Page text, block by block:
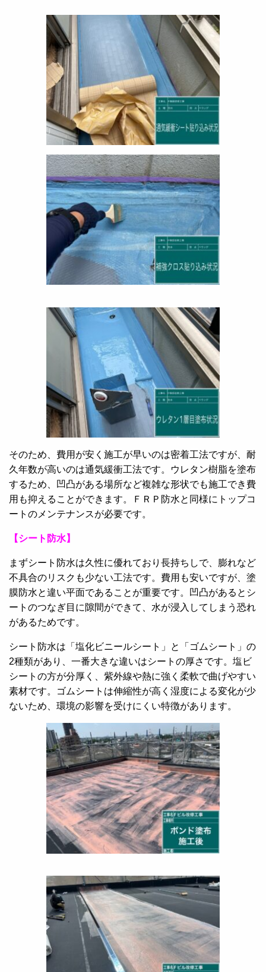
そのため、費用が安く施工が早いのは密着工法ですが、耐
久年数が高いのは通気緩衝工法です。ウレタン樹脂を塗布
するため、凹凸がある場所など複雑な形状でも施工でき費
用も抑えることができます。ＦＲＰ防水と同様にトップコ
ートのメンテナンスが必要です。
【シート防水】
まずシート防水は久性に優れており長持ちしで、膨れなど
不具合のリスクも少ない工法です。費用も安いですが、塗
膜防水と違い平面であることが重要です。凹凸があるとシ
ートのつなぎ目に隙間ができて、水が浸入してしまう恐れ
があるためです。
シート防水は「塩化ビニールシート」と「ゴムシート」の
2種類があり、一番大きな違いはシートの厚さです。塩ビ
シートの方が分厚く、紫外線や熱に強く柔軟で曲げやすい
素材です。ゴムシートは伸縮性が高く湿度による変化が少
ないため、環境の影響を受けにくい特徴があります。